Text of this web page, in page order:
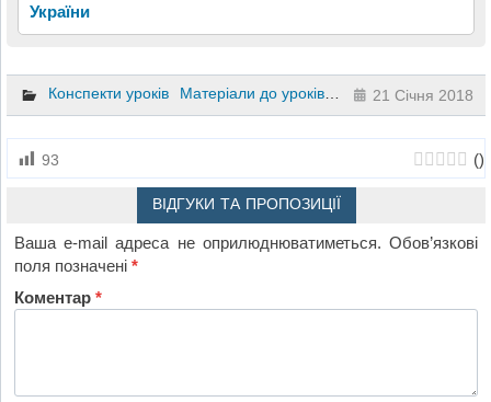
України
Конспекти уроків Матеріали до уроків Літературне читання
21 Січня 2018
93 ()
ВІДГУКИ ТА ПРОПОЗИЦІЇ
Ваша e-mail адреса не оприлюднюватиметься. Обов’язкові
поля позначені*
Коментар*